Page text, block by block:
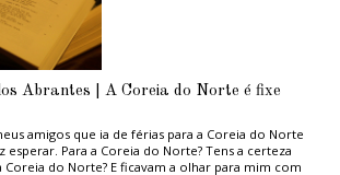
Abrantes | A Coreia do Norte é fixe
amigos que ia de férias para a Coreia do Norte
esperar. Para a Coreia do Norte? Tens a certeza
Coreia do Norte? E ficavam a olhar para mim com